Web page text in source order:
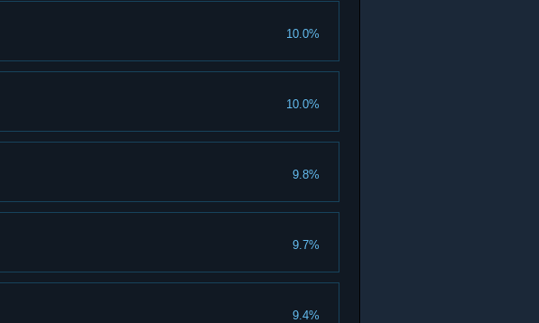
10.0%
10.0%
9.8%
9.7%
9.4%